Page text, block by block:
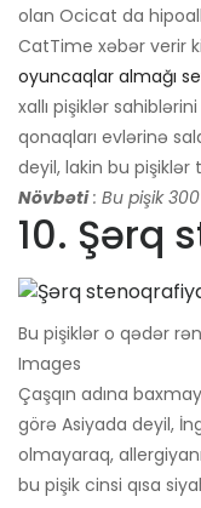
olan Ocicat da
CatTime xəbər verir
oyuncaqlar almağı
xallı pişiklər
qonaqları evlərinə
deyil, lakin bu pişiklər
Növbəti: Bu pişik
10. Şərq
Bu pişiklər o qədər
Images
Çaşqın adına
görə Asiyada deyil,
olmayaraq,
bu pişik cinsi qısa